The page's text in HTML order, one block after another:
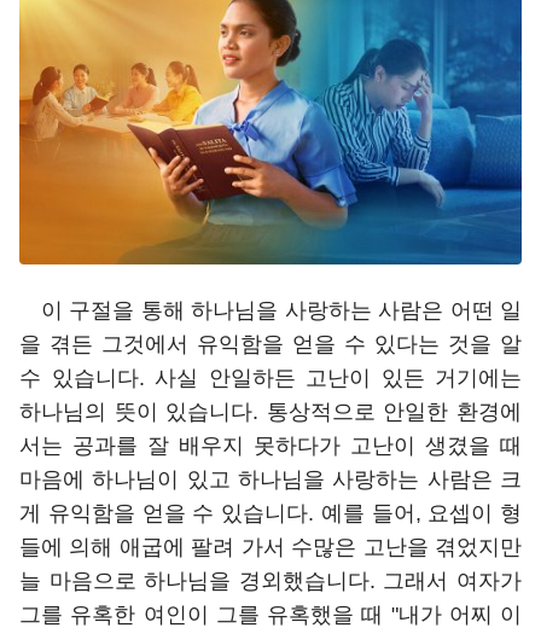
이 구절을 통해 하나님을 사랑하는 사람은 어떤 일
을 겪든 그것에서 유익함을 얻을 수 있다는 것을 알
수 있습니다. 사실 안일하든 고난이 있든 거기에는
하나님의 뜻이 있습니다. 통상적으로 안일한 환경에
서는 공과를 잘 배우지 못하다가 고난이 생겼을 때
마음에 하나님이 있고 하나님을 사랑하는 사람은 크
게 유익함을 얻을 수 있습니다. 예를 들어, 요셉이 형
들에 의해 애굽에 팔려 가서 수많은 고난을 겪었지만
늘 마음으로 하나님을 경외했습니다. 그래서 여자가
그를 유혹한 여인이 그를 유혹했을 때 "내가 어찌 이